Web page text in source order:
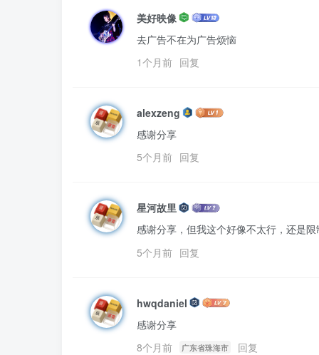
美好映像
去广告不在为广告烦恼
1个月前 回复
alexzeng
感谢分享
5个月前 回复
星河故里
感谢分享，但我这个好像不太行，还是
5个月前 回复
hwqdaniel
感谢分享
8个月前
广东省珠海市 回复